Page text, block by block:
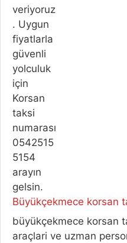
Büyükçekmece korsan
büyükçekmece korsan
araçlari ve uzman